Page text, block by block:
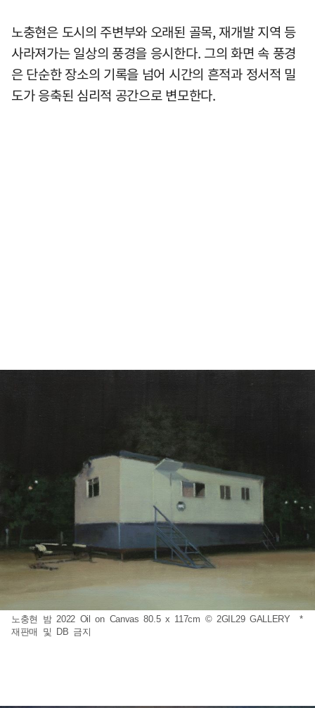
노충현은 도시의 주변부와 오래된 골목, 재개발 지역 등
사라져가는 일상의 풍경을 응시한다. 그의 화면 속 풍경
은 단순한 장소의 기록을 넘어 시간의 흔적과 정서적 밀
도가 응축된 심리적 공간으로 변모한다.
노충현 밤 2022 Oil on Canvas 80.5 x 117cm © 2GIL29 GALLERY *
재판매 및 DB 금지